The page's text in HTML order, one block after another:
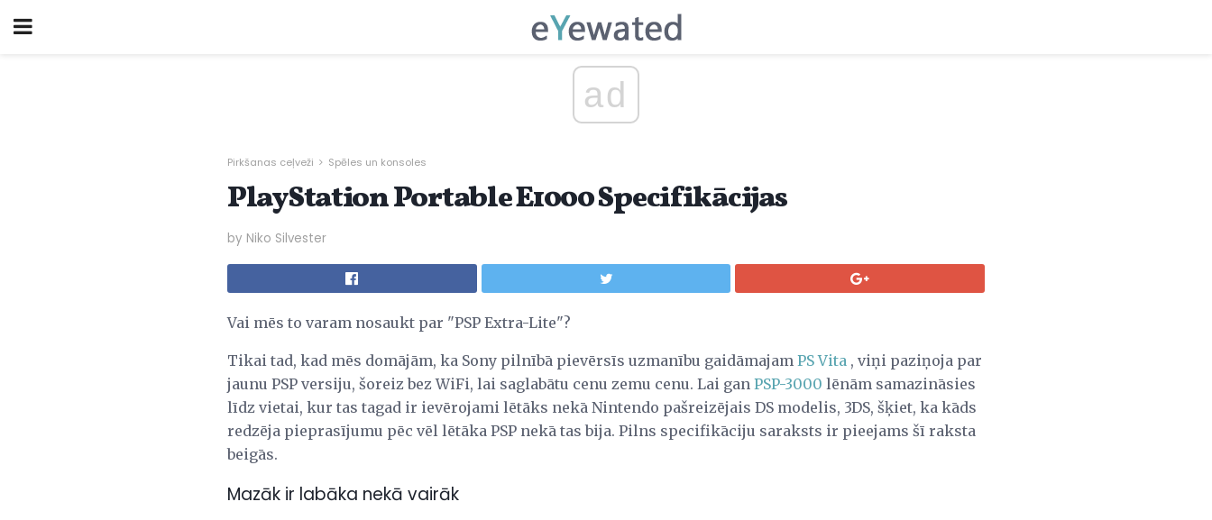
ad
Pirkšanas ceļveži Spēles un konsoles
PlayStation Portable E1000 Specifikācijas
by Niko Silvester
Vai mēs to varam nosaukt par "PSP Extra-Lite"?
Tikai tad, kad mēs domājām, ka Sony pilnībā pievērsīs uzmanību gaidāmajam PS Vita , viņi paziņoja par
jaunu PSP versiju, šoreiz bez WiFi, lai saglabātu cenu zemu cenu. Lai gan PSP-3000 lēnām samazināsies
līdz vietai, kur tas tagad ir ievērojami lētāks nekā Nintendo pašreizējais DS modelis, 3DS, šķiet, ka kāds
redzēja pieprasījumu pēc vēl lētāka PSP nekā tas bija. Pilns specifikāciju saraksts ir pieejams šī raksta
beigās.
Mazāk ir labāka nekā vairāk